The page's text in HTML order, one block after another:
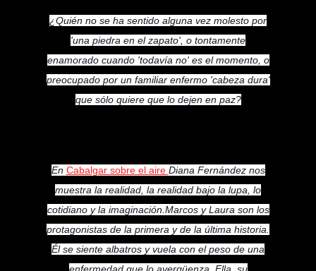
¿Quién no se ha sentido alguna vez molesto por
'una piedra en el zapato', o tontamente
enamorado cuando 'todavía no' es el momento, o
preocupado por un familiar enfermo 'cabeza dura'
que sólo quiere que lo dejen en paz?
En Cabalgar sobre el aire Diana Fernández nos
muestra la realidad, la realidad bajo la lupa, lo
cotidiano y la imaginación.Marcos y Laura son los
protagonistas de la primera y de la última historia.
Él se siente albatros y vuela con el peso de una